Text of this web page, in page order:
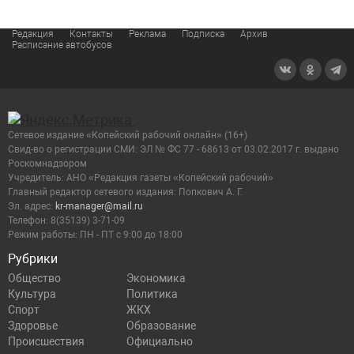
Редакция Контакты Реклама Подписка
Архив
Расписание автобусов
Рубрики
Общество
Экономика
Культура
Политика
Спорт
ЖКХ
Здоровье
Образование
Происшествия
Официально
Сетевое издание «Копейский рабочий онлайн» (16+)
Cвид-во о регистрации СМИ: ЭЛ № ФС 77 - 68613 от 03.02.2017 г. выдано
Роскомнадзором
Учредитель: АНО «Редакция газеты «Копейский рабочий»
Главный редактор сетевого издания: Попкович А. Г.
Эл. адрес: kr-manager@mail.ru
Телефон: 8(35139) 3-71-09
Режим работы: ПН - ПТ с 9:00 до 18:00